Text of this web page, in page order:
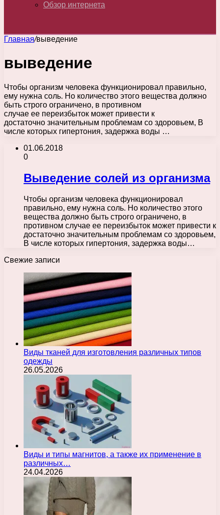
Обзор интернета
Главная/выведение
выведение
Чтобы организм человека функционировал правильно,
ему нужна соль. Но количество этого вещества должно
быть строго ограничено, в противном
случае ее переизбыток может привести к
достаточно значительным проблемам со здоровьем, В
числе которых гипертония, задержка воды …
01.06.2018
0
Выведение солей из организма
Чтобы организм человека функционировал
правильно, ему нужна соль. Но количество этого
вещества должно быть строго ограничено, в
противном случае ее переизбыток может привести к
достаточно значительным проблемам со здоровьем,
В числе которых гипертония, задержка воды…
Свежие записи
Виды тканей для изготовления различных типов
одежды
26.05.2026
Виды и типы магнитов, а также их применение в
различных…
24.04.2026